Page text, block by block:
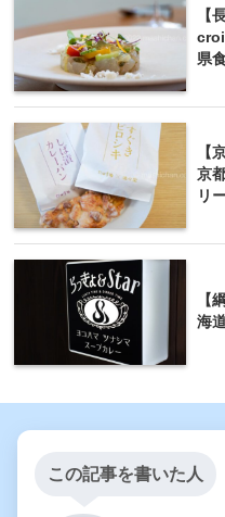
【
県
【
京
リ
【
海
この記事を書いた人